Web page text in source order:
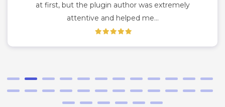
at first, but the plugin author was extremely
attentive and helped me…